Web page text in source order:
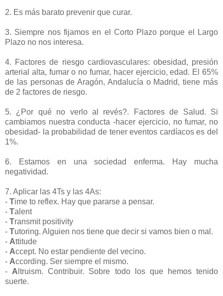
2. Es más barato prevenir que curar.
3. Siempre nos fijamos en el Corto Plazo porque el Largo
Plazo no nos interesa.
4. Factores de riesgo cardiovasculares: obesidad, presión
arterial alta, fumar o no fumar, hacer ejercicio, edad. El 65%
de las personas de Aragón, Andalucía o Madrid, tiene más
de 2 factores de riesgo.
5. ¿Por qué no verlo al revés?. Factores de Salud. Si
cambiamos nuestra conducta -hacer ejercicio, no fumar, no
obesidad- la probabilidad de tener eventos cardíacos es del
1%.
6. Estamos en una sociedad enferma. Hay mucha
negatividad.
7. Aplicar las 4Ts y las 4As:
- Time to reflex. Hay que pararse a pensar.
- Talent
- Transmit positivity
- Tutoring. Alguien nos tiene que decir si vamos bien o mal.
- Attitude
- Accept. No estar pendiente del vecino.
- According. Ser siempre el mismo.
- A ltruism. Contribuir. Sobre todo los que hemos tenido
suerte.